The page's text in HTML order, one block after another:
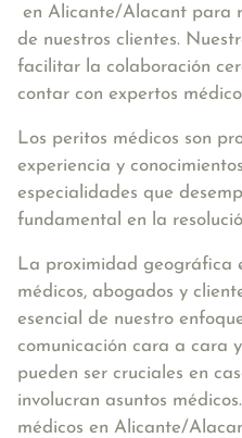
en Alicante/Alacant para
de nuestros clientes.
facilitar la colaboración
contar con expertos
Los peritos médicos son
experiencia y
especialidades que
fundamental en la
La proximidad geográfica
médicos, abogados y
esencial de nuestro
comunicación cara a cara
pueden ser cruciales en
involucran asuntos
médicos en Alicante/